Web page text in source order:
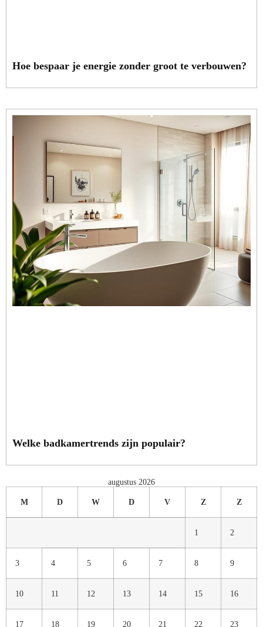
Hoe bespaar je energie zonder groot te verbouwen?
Welke badkamertrends zijn populair?
augustus 2026
M D W D V Z Z
1 2
3 4 5 6 7 8 9
10 11 12 13 14 15 16
17 18 19 20 21 22 23